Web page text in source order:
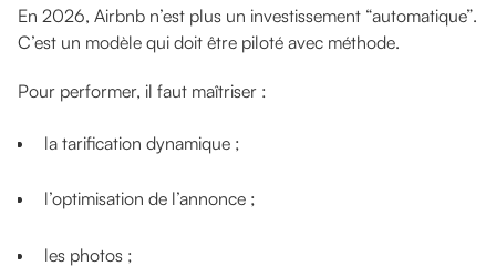
En 2026, Airbnb n’est plus un investissement “automatique”.
C’est un modèle qui doit être piloté avec méthode.
Pour performer, il faut maîtriser :
la tarification dynamique ;
l’optimisation de l’annonce ;
les photos ;